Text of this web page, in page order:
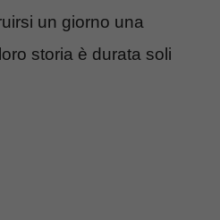
un giorno una
storia è durata soli